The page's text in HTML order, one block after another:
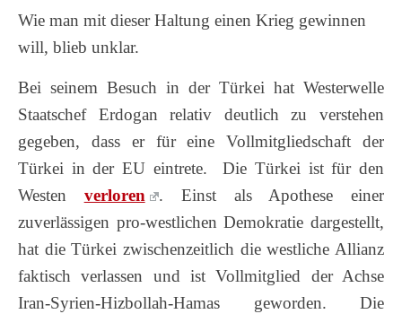
Wie man mit dieser Haltung einen Krieg gewinnen
will, blieb unklar.
Bei seinem Besuch in der Türkei hat Westerwelle
Staatschef Erdogan relativ deutlich zu verstehen
gegeben, dass er für eine Vollmitgliedschaft der
Türkei in der EU eintrete. Die Türkei ist für den
Westen verloren
. Einst als Apothese einer
zuverlässigen pro-westlichen Demokratie dargestellt,
hat die Türkei zwischenzeitlich die westliche Allianz
faktisch verlassen und ist Vollmitglied der Achse
Iran-Syrien-Hizbollah-Hamas geworden. Die